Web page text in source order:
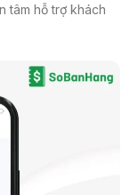
tâm hỗ trợ khách